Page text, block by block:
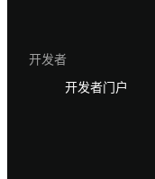
开发者
开发者门户